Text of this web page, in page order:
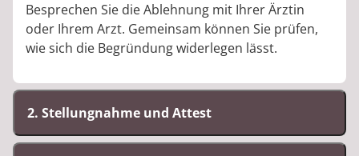
Besprechen Sie die Ablehnung mit Ihrer Ärztin
oder Ihrem Arzt. Gemeinsam können Sie prüfen,
wie sich die Begründung widerlegen lässt.
2. Stellungnahme und Attest